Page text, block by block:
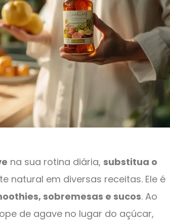
na sua rotina diária, substitua o
natural em diversas receitas. Ele é
sobremesas e sucos. Ao
de agave no lugar do açúcar,